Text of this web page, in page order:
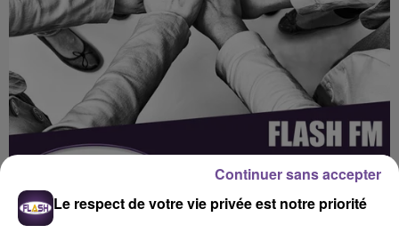
Le respect de votre vie privée est notre priorité
Continuer sans accepter